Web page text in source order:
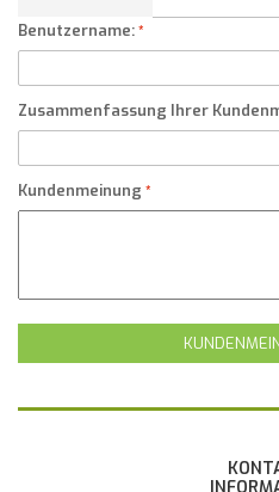
Benutzername:
Zusammenfassung Ihrer
Kundenmeinung